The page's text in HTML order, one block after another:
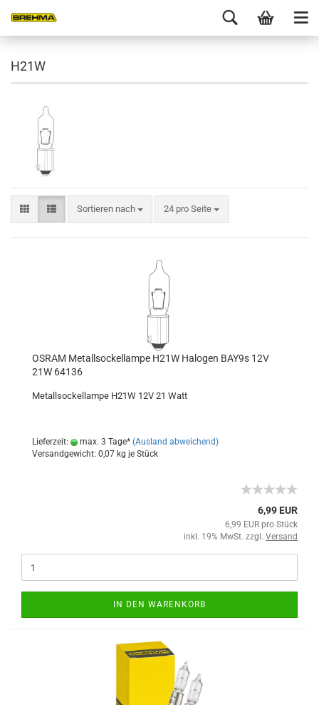
H21W
Sortieren nach 24 pro Seite
OSRAM Metallsockellampe H21W Halogen BAY9s 12V
21W 64136
Metallsockellampe H21W 12V 21 Watt
Lieferzeit: max. 3 Tage* (Ausland abweichend)
Versandgewicht: 0,07 kg je Stück
6,99 EUR
6,99 EUR pro Stück
inkl. 19% MwSt. zzgl. Versand
IN DEN WARENKORB